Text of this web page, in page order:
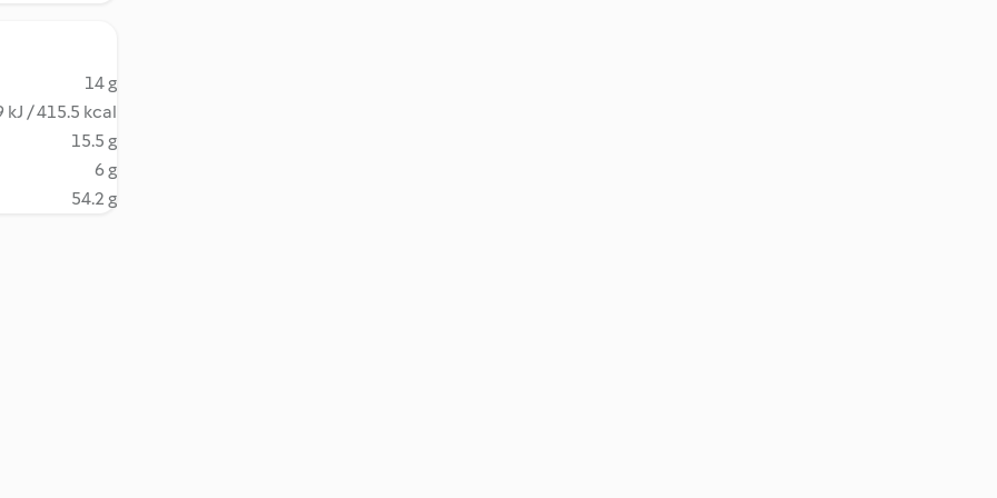
14 g
kJ / 415.5 kcal
15.5 g
6 g
54.2 g